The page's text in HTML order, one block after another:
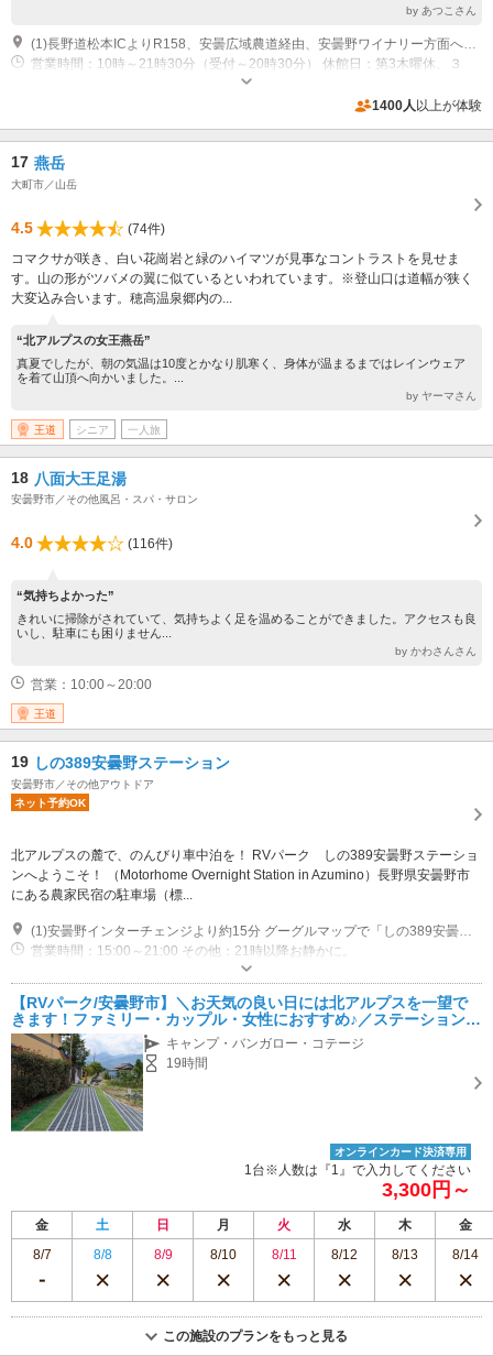
by あつこさん
営業時間：10時～21時30分（受付～20時30分） 休館日：第3木曜休、３
1400人 以上が体験
17 燕岳
大町市／山岳
4.5
(74件)
コマクサが咲き、白い花崗岩と緑のハイマツが見事なコントラストを見せま
す。山の形がツバメの翼に似ているといわれています。※登山口は道幅が狭く
大変込み合います。穂高温泉郷内の...
“北アルプスの女王燕岳”
真夏でしたが、朝の気温は10度とかなり肌寒く、身体が温まるまではレインウェア
を着て山頂へ向かいました。...
by ヤーマさん
王道 シニア 一人旅
18 八面大王足湯
安曇野市／その他風呂・スパ・サロン
4.0 (116件)
“気持ちよかった”
きれいに掃除がされていて、気持ちよく足を温めることができました。アクセスも良
いし、駐車にも困りません...
by かわさんさん
営業：10:00～20:00
王道
19 しの389安曇野ステーション
安曇野市／その他アウトドア
ネット予約OK
北アルプスの麓で、のんびり車中泊を！ RVパーク しの389安曇野ステーショ
ンへようこそ！ （Motorhome Overnight Station in Azumino）長野県安曇野市
にある農家民宿の駐車場（標...
(1)安曇野インターチェンジより約15分 グーグルマップで「しの389安曇野ステーション」と検索 堰沿いの自販機が目印です
営業時間：15:00～21:00 その他：21時以降お静かに。
専用駐車場あり（有料）3台 AC電源付×2、AC電源無し×1
【RVパーク/安曇野市】＼お天気の良い日には北アルプスを一望で
きます！ファミリー・カップル・女性におすすめ♪／ステーション1
（AC電源付）
キャンプ・バンガロー・コテージ
19時間
オンラインカード決済専用
1台※人数は『1』で入力してください
3,300円～
金 土 日 月 火 水 木
金
8/7
8/8 8/9 8/10 8/11 8/12 8/13 8/14
この施設のプランをもっと見る